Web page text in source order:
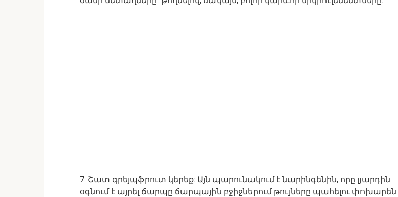
7. Շատ գրեյպֆրուտ կերեք: Այն պարունակում է նարինգենին, որը լյարդին
օգնում է այրել ճարպը ճարպային բջիջներում թույները պահելու փոխարեն: